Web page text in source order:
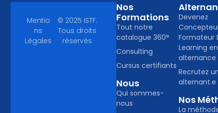
Nos
Formations
Tout notre
catalogue 360°
Consulting
Cursus certifiants
Nous
Qui sommes-
nous
Devenez
Formateur
Learning en
alternance
Recrutez
alternant.e
Nos
La
Mentio
ns
Légales
© 2025 ISTF.
Tous droits
réservés